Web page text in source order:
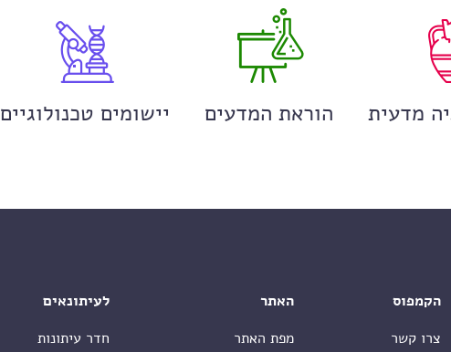
מדעית הוראת המדעים יישומים טכנולוגיים
הקמפוס
צרו קשר
האתר
מפת האתר
לעיתונאים
חדר עיתונות